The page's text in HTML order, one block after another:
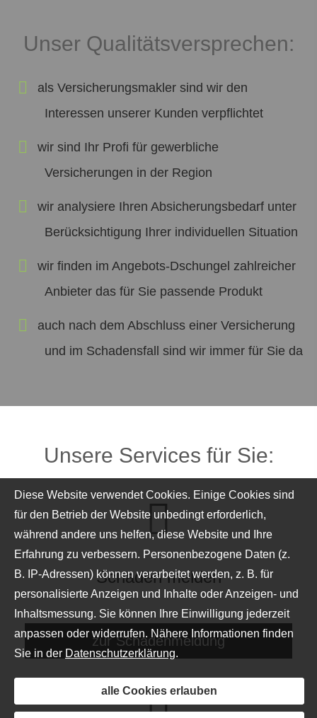
Unser Qualitätsversprechen:
als Ver­sicherungs­makler sind wir den
Interessen unserer Kunden verpflichtet
wir sind Ihr Profi für gewerbliche
Versicherungen in der Region
wir analysiere Ihren Absicherungsbedarf unter
Berücksichtigung Ihrer individuellen Situation
wir finden im Angebots-Dschungel zahlreicher
Anbieter das für Sie passende Produkt
auch nach dem Abschluss einer Versicherung
und im Schadensfall sind wir immer für Sie da
Unsere Services für Sie:
Schaden melden
zur Schadenmeldung
Diese Website verwendet Cookies. Einige Cookies sind
für den Betrieb der Website unbedingt erforderlich,
während andere uns helfen, diese Website und Ihre
Erfahrung zu verbessern. Personenbezogene Daten (z.
B. IP-Adressen) können verarbeitet werden, z. B. für
personalisierte Anzeigen und Inhalte oder Anzeigen- und
Inhaltsmessung. Sie können Ihre Einwilligung jederzeit
anpassen oder widerrufen. Nähere Informationen finden
Sie in der Datenschutzerklärung.
alle Cookies erlauben